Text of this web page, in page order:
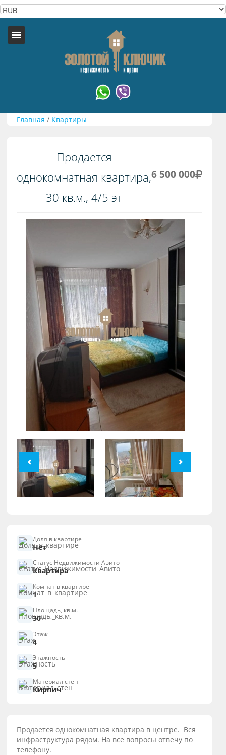
Главная / Квартиры
Продается
однокомнатная квартира,
30 кв.м., 4/5 эт
6 500 000
Доля в квартире
Нет
Статус Недвижимости Авито
Квартира
Комнат в квартире
1
Площадь, кв.м.
30
Этаж
4
Этажность
5
Материал стен
Кирпич
Продается однокомнатная квартира в центре. Вся
инфраструктура рядом. На все вопросы отвечу по
телефону.